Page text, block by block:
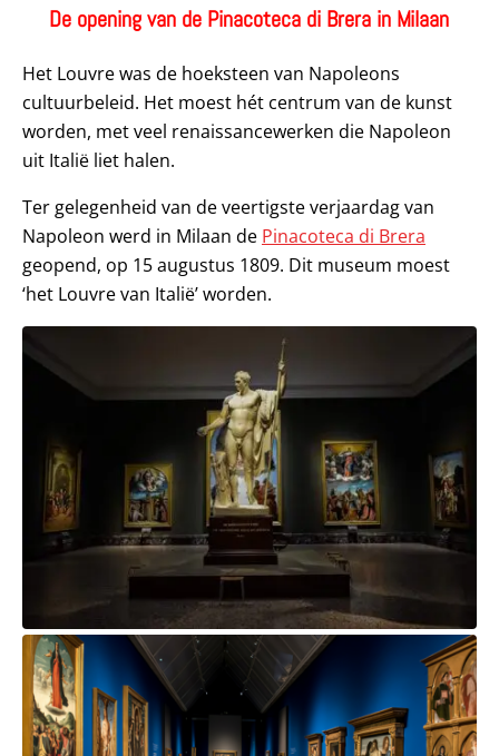
De opening van de Pinacoteca di Brera in Milaan
Het Louvre was de hoeksteen van Napoleons
cultuurbeleid. Het moest hét centrum van de kunst
worden, met veel renaissancewerken die Napoleon
uit Italië liet halen.
Ter gelegenheid van de veertigste verjaardag van
Napoleon werd in Milaan de Pinacoteca di Brera
geopend, op 15 augustus 1809. Dit museum moest
‘het Louvre van Italië’ worden.